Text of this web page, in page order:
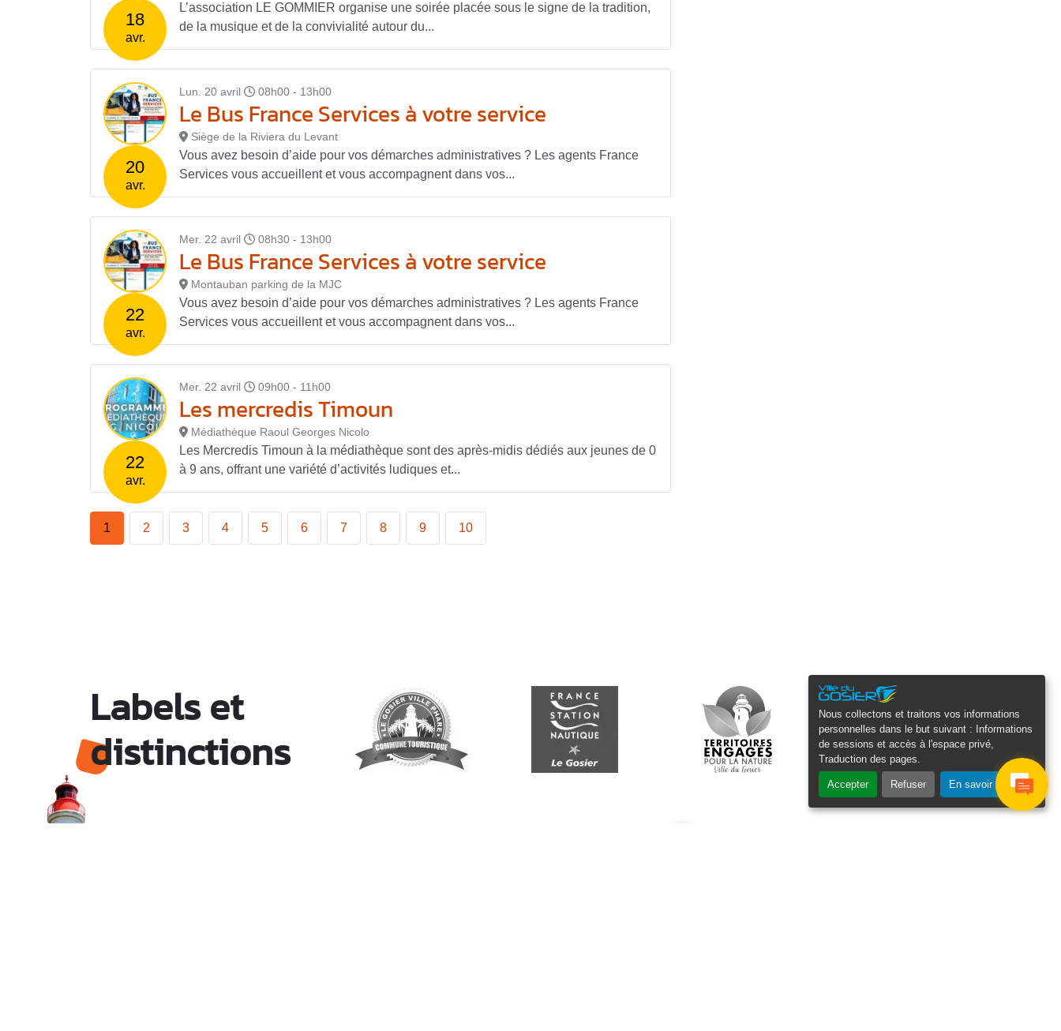
Nous collectons et traitons vos informations
personnelles dans le but suivant :
Informations
de sessions et accès à l'espace privé,
Traduction des pages
Accepter Refuser En savoir plus
18
avr.
L’association LE GOMMIER organise une soirée placée sous le signe de la tradition,
de la musique et de la convivialité autour du...
20
avr.
Lun. 20 avril 08h00 - 13h00
Le Bus France Services à votre service
Siège de la Riviera du Levant
Vous avez besoin d’aide pour vos démarches administratives ? Les agents France
Services vous accueillent et vous accompagnent dans vos...
22
avr.
Mer. 22 avril 08h30 - 13h00
Le Bus France Services à votre service
Montauban parking de la MJC
Vous avez besoin d’aide pour vos démarches administratives ? Les agents France
Services vous accueillent et vous accompagnent dans vos...
22
avr.
Mer. 22 avril 09h00 - 11h00
Les mercredis Timoun
Médiathèque Raoul Georges Nicolo
Les Mercredis Timoun à la médiathèque sont des après-midis dédiés aux jeunes de 0
à 9 ans, offrant une variété d’activités ludiques et...
1 2 3 4 5 6 7 8 9 10
Labels et
distinctions